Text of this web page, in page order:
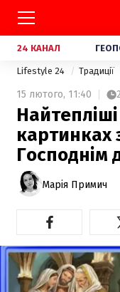
24 КАНАЛ
Lifestyle 24 Традиції
15 лютого, 11:40
картинках
Господнім
Марія Примич